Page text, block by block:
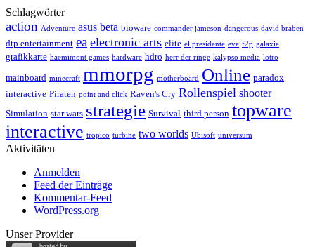
Schlagwörter
action Adventure asus beta bioware commander jameson dangerous david braben
dtp entertainment ea electronic arts elite el presidente eve f2p galaxie
grafikkarte haemimont games hardware hdro herr der ringe kalypso media lotro
mainboard minecraft mmorpg motherboard Online paradox
interactive Piraten point and click Raven's Cry Rollenspiel shooter
Simulation star wars strategie Survival third person topware
interactive tropico turbine two worlds Ubisoft universum
Aktivitäten
Anmelden
Feed der Einträge
Kommentar-Feed
WordPress.org
Unser Provider